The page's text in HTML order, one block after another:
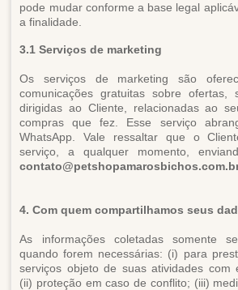
pode mudar conforme a base legal
a finalidade.
3.1 Serviços de marketing
Os serviços de marketing são
comunicações gratuitas sobre ofertas,
dirigidas ao Cliente, relacionadas ao
compras que fez. Esse serviço
WhatsApp. Vale ressaltar que o
serviço, a qualquer momento,
4. Com quem compartilhamos seus
As informações coletadas somente
quando forem necessárias: (i) para
serviços objeto de suas atividades com
(ii) proteção em caso de conflito; (iii)